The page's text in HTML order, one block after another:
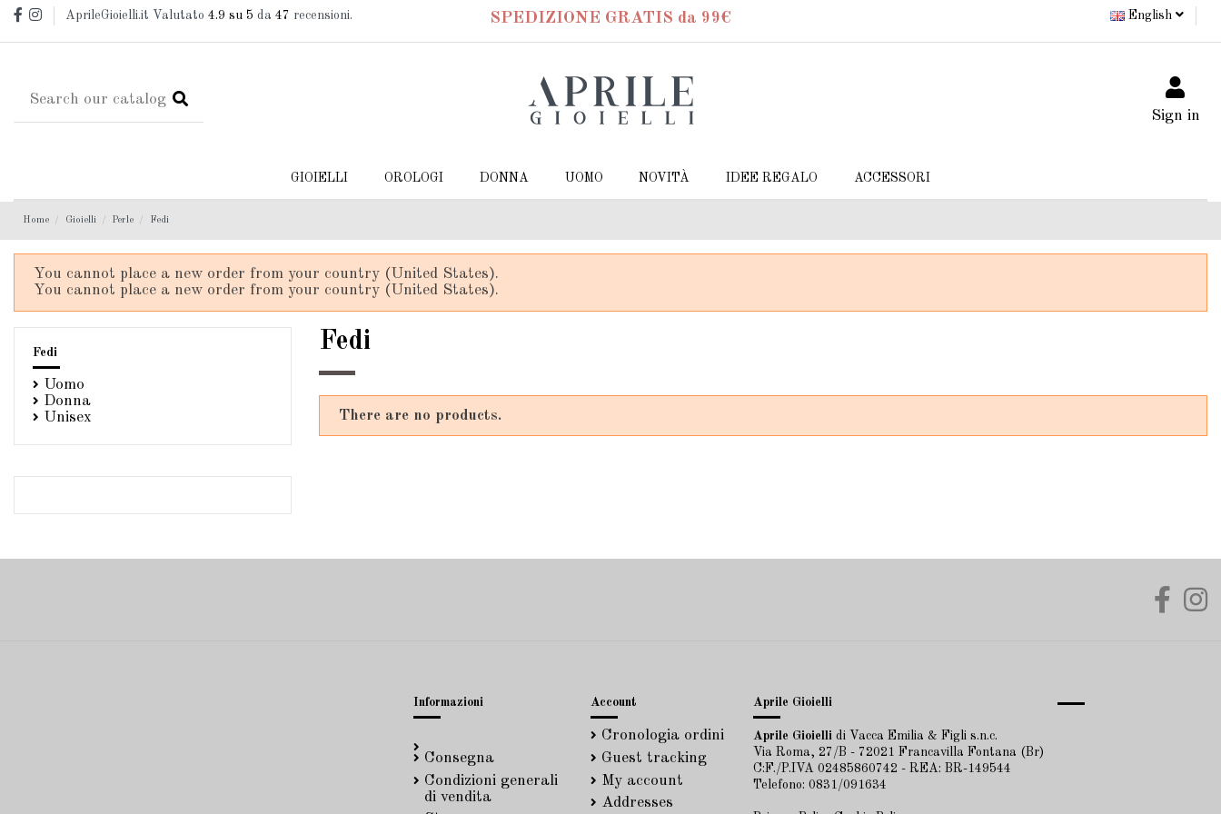
AprileGioielli.it Valutato4.9 su 5 da47 recensioni. SPEDIZIONE GRATIS da 99€ English
Sign in
GIOIELLI OROLOGI DONNA UOMO NOVITÀ IDEE REGALO ACCESSORI
Home Gioielli Perle Fedi
You cannot place a new order from your country (United States).
You cannot place a new order from your country (United States).
Fedi
There are no products.
Fedi
Uomo
Donna
Unisex
Informazioni
Consegna
Condizioni generali
di vendita
Account
Cronologia ordini
Guest tracking
My account
Addresses
Aprile Gioielli
Aprile Gioielli di Vacca Emilia & Figli s.n.c.
Via Roma, 27/B - 72021 Francavilla Fontana (Br)
C:F./P.IVA 02485860742 - REA: BR-149544
Telefono: 0831/091634